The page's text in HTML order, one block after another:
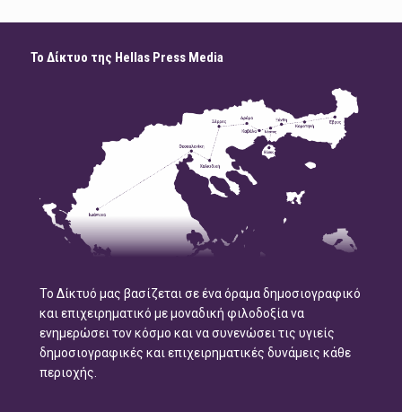
Το Δίκτυο της Hellas Press Media
Το Δίκτυό μας βασίζεται σε ένα όραμα δημοσιογραφικό
και επιχειρηματικό με μοναδική φιλοδοξία να
ενημερώσει τον κόσμο και να συνενώσει τις υγιείς
δημοσιογραφικές και επιχειρηματικές δυνάμεις κάθε
περιοχής.